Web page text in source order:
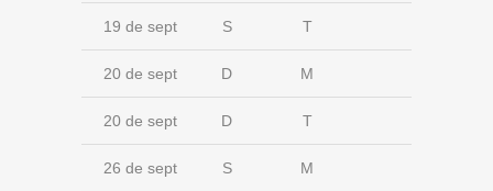
19 de sept S T
20 de sept D M
20 de sept D T
26 de sept S M